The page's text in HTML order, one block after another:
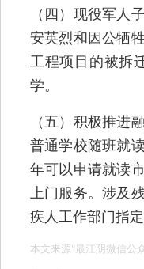
（四）现役军人
安英烈和因公牺
工程项目的被拆
学。
（五）积极推进
普通学校随班就
年可以申请就读
上门服务。涉及
疾人工作部门指
本文来源"最江阴微信公